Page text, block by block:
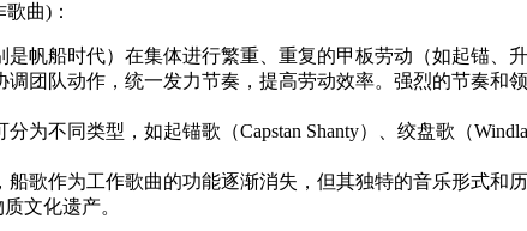
曲)：
帆船时代）在集体进行繁重、重复的甲板劳动（如起锚、
团队动作，统一发力节奏，提高劳动效率。强烈的节奏和
为不同类型，如起锚歌（Capstan Shanty）、绞盘歌（
船歌作为工作歌曲的功能逐渐消失，但其独特的音乐形式
文化遗产。